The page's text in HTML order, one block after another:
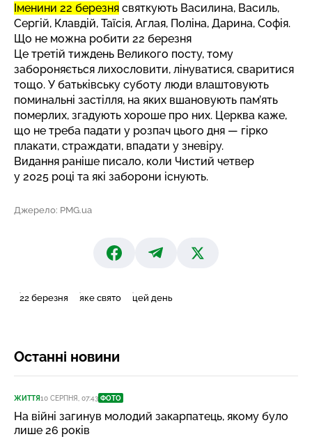
Іменини 22 березня святкують Василина, Василь,
Сергій, Клавдій, Таїсія, Аглая, Поліна, Дарина, Софія.
Що не можна робити 22 березня
Це третій тиждень Великого посту, тому
забороняється лихословити, лінуватися, сваритися
тощо. У батьківську суботу люди влаштовують
поминальні застілля, на яких вшановують пам’ять
померлих, згадують хороше про них. Церква каже,
що не треба падати у розпач цього дня — гірко
плакати, страждати, впадати у зневіру.
Видання раніше писало, коли Чистий четвер
у 2025 році та які заборони існують.
Джерело: PMG.ua
22 березня яке свято цей день
Останні новини
ЖИТТЯ10 СЕРПНЯ, 07:43 ФОТО
На війні загинув молодий закарпатець, якому було
лише 26 років